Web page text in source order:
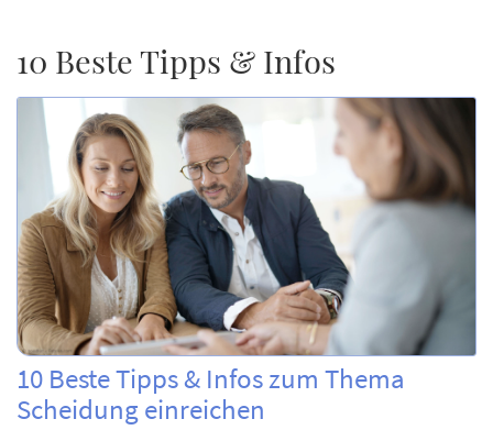
10 Beste Tipps & Infos
10 Beste Tipps & Infos zum Thema
Scheidung einreichen